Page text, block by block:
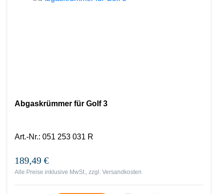
Abgaskrümmer für Golf 3
Art.-Nr.: 051 253 031 R
189,49 €
Alle Preise inklusive MwSt., zzgl. Versandkosten